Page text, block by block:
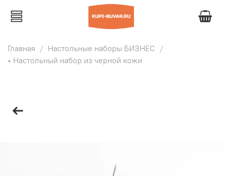
Главная
Настольные наборы БИЗНЕС
• Настольный набор из черной кожи